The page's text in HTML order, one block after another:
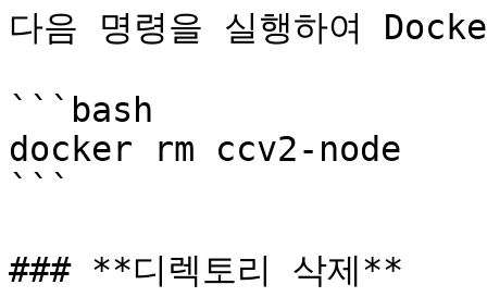
다음 명령을 실행하여
```bash
docker rm ccv2-node
```
### **디렉토리 삭제**